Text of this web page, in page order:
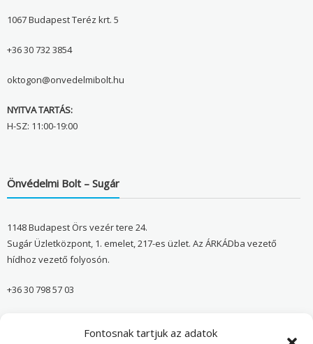
Fontosnak tartjuk az adatok
1067 Budapest Teréz krt. 5
+36 30 732 3854
oktogon@onvedelmibolt.hu
NYITVA TARTÁS:
H-SZ: 11:00-19:00
Önvédelmi Bolt – Sugár
1148 Budapest Örs vezér tere 24.
Sugár Üzletközpont, 1. emelet, 217-es üzlet. Az ÁRKÁDba vezető
hídhoz vezető folyosón.
+36 30 798 57 03